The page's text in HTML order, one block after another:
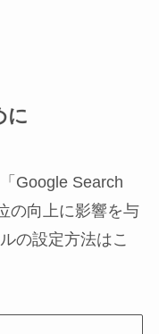
に
Google Search
の向上に影響を与
の設定方法はこ